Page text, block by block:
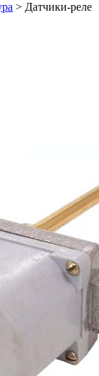
> Датчики-реле